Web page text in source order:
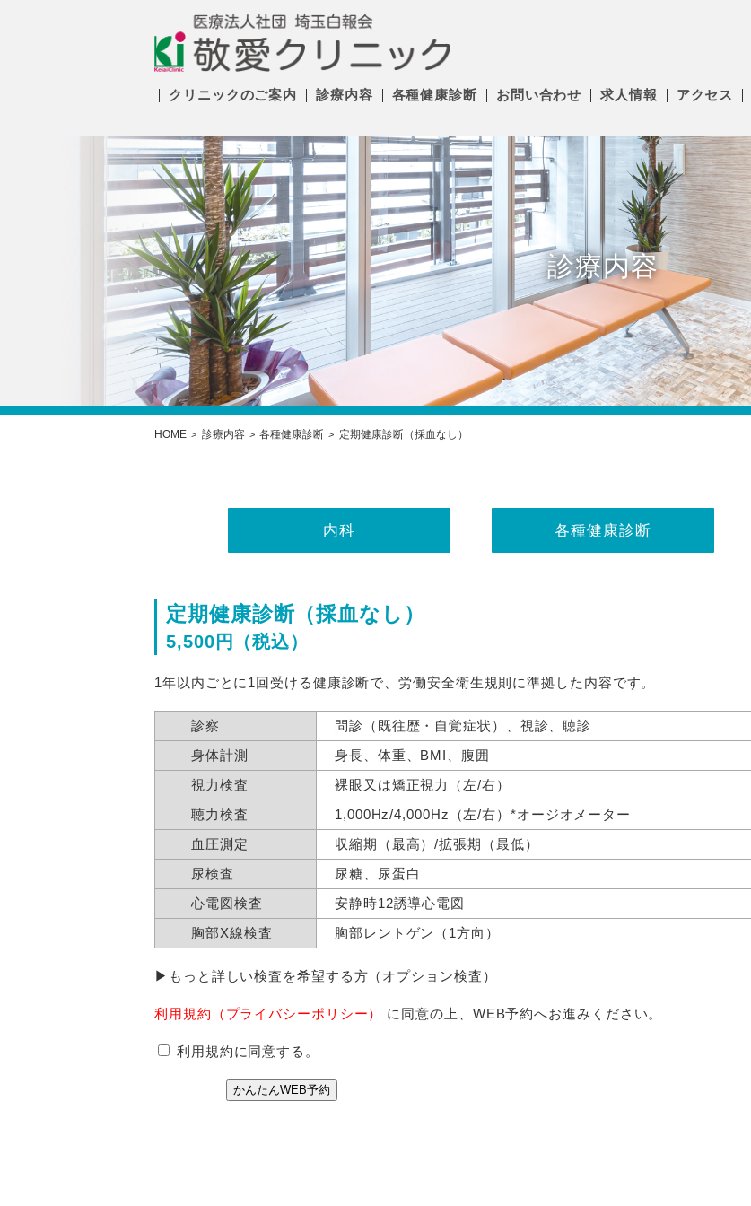
クリニックのご案内 診療内容 各種健康診断 お問い合わせ 求人情報 アクセス
診療内容
HOME 診療内容 各種健康診断 定期健康診断（採血なし）
内科 各種健康診断
定期健康診断（採血なし）
5,500円（税込）
1年以内ごとに1回受ける健康診断で、労働安全衛生規則に準拠した内容です。
診察
問診（既往歴・自覚症状）、視診、聴診
身体計測
身長、体重、BMI、腹囲
視力検査
裸眼又は矯正視力（左/右）
聴力検査
1,000Hz/4,000Hz（左/右）*オージオメーター
血圧測定
収縮期（最高）/拡張期（最低）
尿検査
尿糖、尿蛋白
心電図検査
安静時12誘導心電図
胸部X線検査
胸部レントゲン（1方向）
▶もっと詳しい検査を希望する方（オプション検査）
利用規約（プライバシーポリシー） に同意の上、WEB予約へお進みください。
利用規約に同意する。